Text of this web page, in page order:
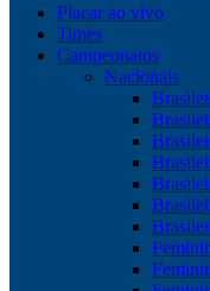
Placar ao vivo
Times
Campeonatos
Nacionais